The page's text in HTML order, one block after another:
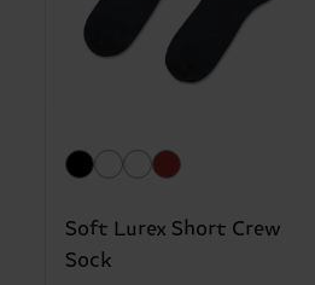
Soft Lurex Short Crew
Sock